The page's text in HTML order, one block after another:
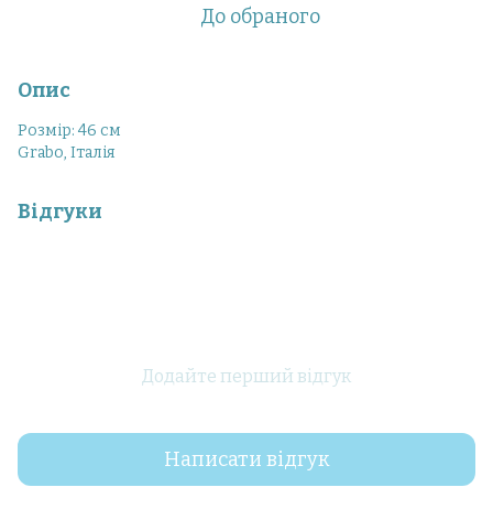
До обраного
Опис
Розмір: 46 см
Grabo, Італія
Відгуки
Додайте перший відгук
Написати відгук